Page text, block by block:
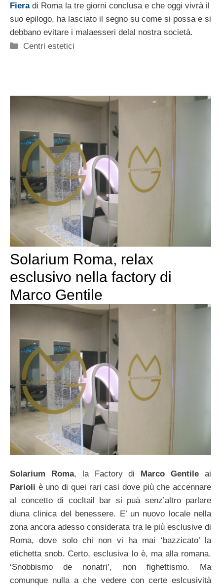
Fieradi Roma la tre giorni conclusa e che oggi vivrà il
suo epilogo, ha lasciato il segno su come si possa e si
debbano evitare i malaesseri delal nostra società.
Categorie
Centri estetici
Solarium Roma, relax
esclusivo nella factory di
Marco Gentile
Solarium Roma, la Factory di Marco Gentile ai
Parioli è uno di quei rari casi dove più che accennare
al concetto di cocltail bar si puà senz’altro parlare
diuna clinica del benessere. E’ un nuovo locale nella
zona ancora adesso considerata tra le più esclusive di
Roma, dove solo chi non vi ha mai ‘bazzicato’ la
etichetta snob. Certo, esclusiva lo è, ma alla romana.
‘Snobbismo de nonatri’, non fighettismo. Ma
comunque nulla a che vedere con certe eslcusività